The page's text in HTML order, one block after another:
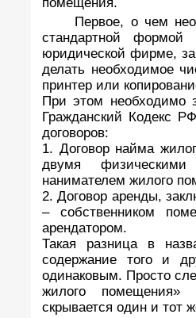
помещения.
Первое, о чем
стандартной
юридической фирме,
делать необходимое
принтер или
При этом
Гражданский Кодекс
договоров:
1. Договор найма
двумя
нанимателем жилого
2. Договор аренды,
– собственником
арендатором.
Такая разница в
содержание того и
одинаковым. Просто
жилого помещения»
скрывается один и тот